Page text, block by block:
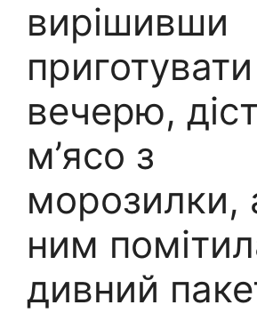
вирішивши
приготувати
вечерю,
м’ясо з
морозилки,
ним
дивний